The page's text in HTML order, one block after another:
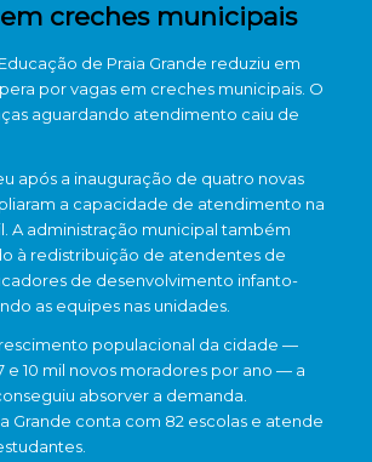
creches municipais
de Praia Grande reduziu em
por vagas em creches municipais. O
aguardando atendimento caiu de
após a inauguração de quatro novas
a capacidade de atendimento na
A administração municipal também
à redistribuição de atendentes de
de desenvolvimento infanto-
as equipes nas unidades.
populacional da cidade —
e 10 mil novos moradores por ano — a
absorver a demanda.
Grande conta com 82 escolas e atende